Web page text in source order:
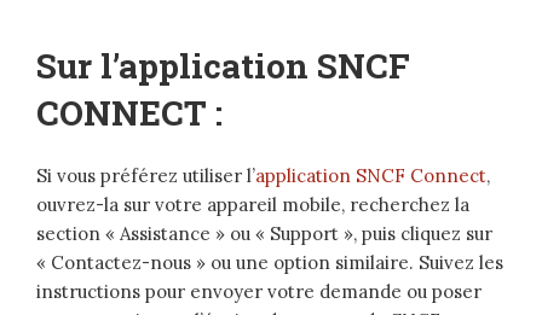
Sur l’application SNCF
CONNECT :
Si vous préférez utiliser l’application SNCF Connect,
ouvrez-la sur votre appareil mobile, recherchez la
section « Assistance » ou « Support », puis cliquez sur
« Contactez-nous » ou une option similaire. Suivez les
instructions pour envoyer votre demande ou poser